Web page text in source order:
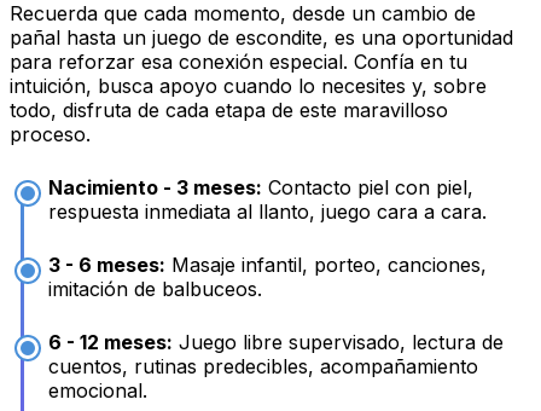
Recuerda que cada momento, desde un cambio de
pañal hasta un juego de escondite, es una oportunidad
para reforzar esa conexión especial. Confía en tu
intuición, busca apoyo cuando lo necesites y, sobre
todo, disfruta de cada etapa de este maravilloso
proceso.
Nacimiento - 3 meses: Contacto piel con piel,
respuesta inmediata al llanto, juego cara a cara.
3 - 6 meses: Masaje infantil, porteo, canciones,
imitación de balbuceos.
6 - 12 meses: Juego libre supervisado, lectura de
cuentos, rutinas predecibles, acompañamiento
emocional.